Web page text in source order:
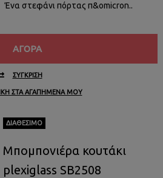
Ένα στεφάνι πόρτας π&omicron..
ΑΓΟΡΆ
ΣΎΓΚΡΙΣΗ
ΣΤΑ ΑΓΑΠΗΜΈΝΑ ΜΟΥ
ΔΙΑΘΈΣΙΜΟ
Μπομπονιέρα κουτάκι
plexiglass SB2508